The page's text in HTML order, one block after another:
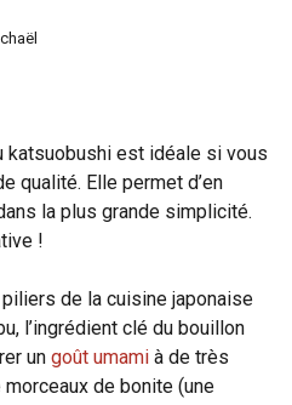
katsuobushi est idéale si vous
qualité. Elle permet d’en
la plus grande simplicité.
!
de la cuisine japonaise
l’ingrédient clé du bouillon
un goût umami à de très
de bonite (une